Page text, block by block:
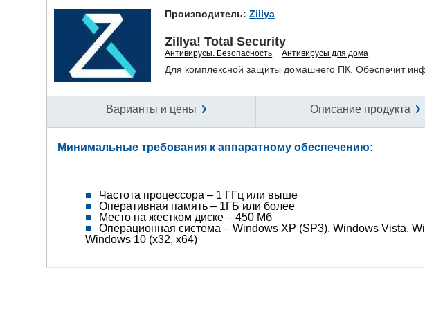
Производитель:Zillya
Zillya! Total Security
Антивирусы. Безопасность Антивирусы для дома
Для комплексной защиты домашнего ПК. Обеспечит
Варианты и цены Описание продукта
Минимальные требования к аппаратному обеспечению:
Частота процессора – 1 ГГц или выше
Оперативная память – 1ГБ или более
Место на жестком диске – 450 Мб
Операционная система – Windows XP (SP3), Windows Vista,
Windows 10 (x32, x64)